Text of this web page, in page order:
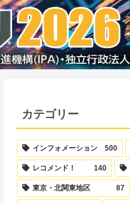
カテゴリー
インフォメーション 500
レコメンド！ 140
東京・北関東地区 87